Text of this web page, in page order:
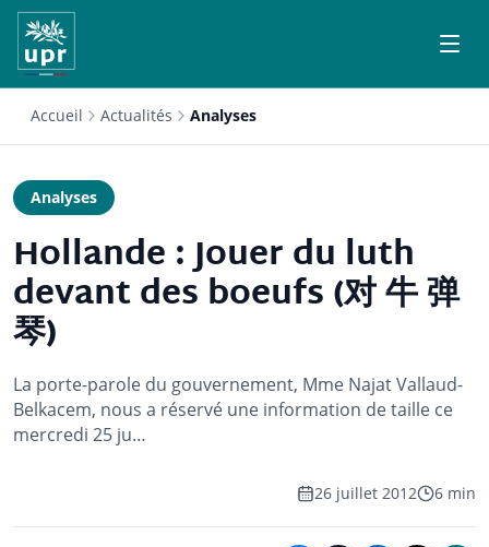
Accueil Actualités Analyses
Analyses
Hollande : Jouer du luth
devant des boeufs (对 牛 弹
琴)
La porte-parole du gouvernement, Mme Najat Vallaud-
Belkacem, nous a réservé une information de taille ce
mercredi 25 ju…
26 juillet 2012 6 min